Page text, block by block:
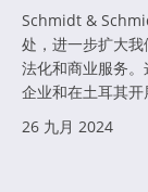
Schmidt &
处，进一步扩大
法化和商业服务
企业和在土耳其开
26 九月 2024